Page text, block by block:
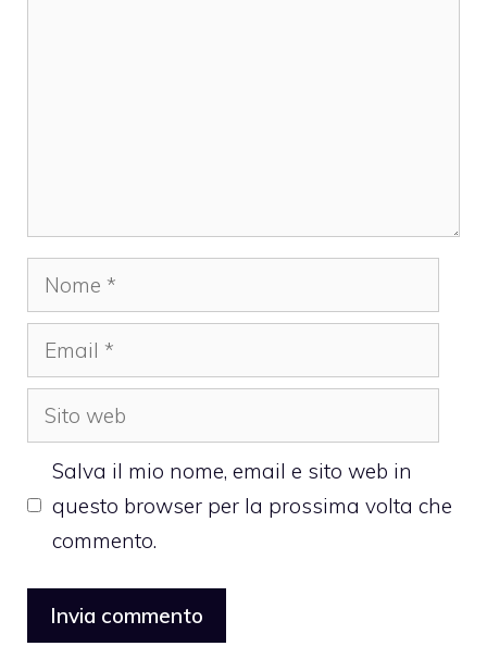
Nome
Email
Sito
web
Salva il mio nome, email e sito web in
questo browser per la prossima volta che
commento.